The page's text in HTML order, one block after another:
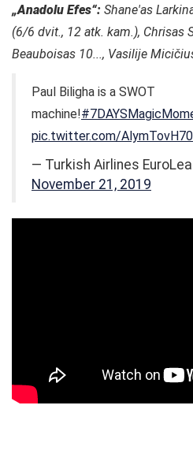
„Anadolu Efes“: Shane'as
(6/6 dvit., 12 atk. kam.), Chrisas
Beauboisas 10..., Vasilije
Paul Biligha is a SWOT
machine!
pic.twitter.com/AlymTovH70
— Turkish Airlines
November 21, 2019